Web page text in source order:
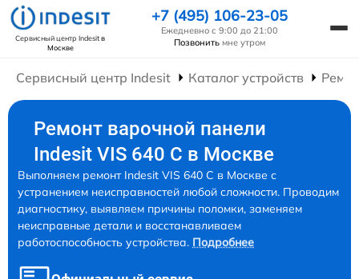
Сервисный центр Indesitв
Москве
+7 (495) 106-23-05
Ежедневно с 9:00 до 21:00
Позвонить мне утром
Сервисный центр Indesit Каталог устройств
Ремонт варочной панели
Indesit VIS 640 C в Москве
Выполняем ремонт Indesit VIS 640 C в Москве с
устранением неисправностей любой сложности. Проводим
диагностику, выявляем причины поломки, заменяем
неисправные детали и восстанавливаем
работоспособность устройства. Подробнее